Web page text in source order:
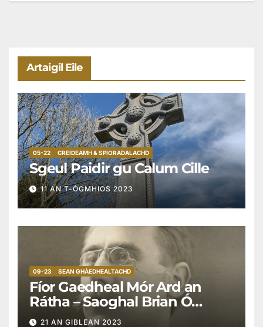
Artaigil Eile
05-22 CREIDEAMH & SPIORADALACHD
Sgeul Paidir gu Calum Cille
11 AN T-ÒGMHIOS 2023
09-23 SEAN GHÀEDHEALTACHD
Fíor Gaedheal Mór Ard an
Rátha – Saoghal Brian Ó
Cianaigh (1877 go 1943)
21 AN GIBLEAN 2023